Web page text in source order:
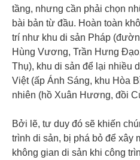
tầng, nhưng cần phải chọn
bài bản từ đầu. Hoàn toàn
trí như khu di sản Pháp
Hùng Vương, Trần Hưng
Thụ), khu di sản để lại nhiều
Việt (ấp Ánh Sáng, khu Hòa
nhiên (hồ Xuân Hương, đồi
Bởi lẽ, tư duy đó sẽ khiến
trình di sản, bị phá bỏ để xây
không gian di sản khi công